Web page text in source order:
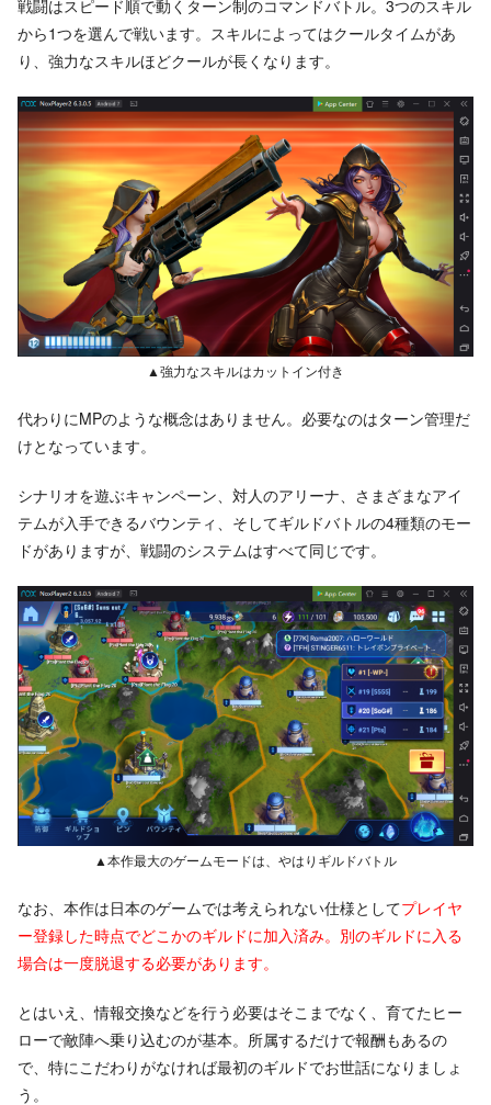
戦闘はスピード順で動くターン制のコマンドバトル。3つのスキル
から1つを選んで戦います。スキルによってはクールタイムがあ
り、強力なスキルほどクールが長くなります。
▲強力なスキルはカットイン付き
代わりにMPのような概念はありません。必要なのはターン管理だ
けとなっています。
シナリオを遊ぶキャンペーン、対人のアリーナ、さまざまなアイ
テムが入手できるバウンティ、そしてギルドバトルの4種類のモー
ドがありますが、戦闘のシステムはすべて同じです。
▲本作最大のゲームモードは、やはりギルドバトル
なお、本作は日本のゲームでは考えられない仕様としてプレイヤ
ー登録した時点でどこかのギルドに加入済み。別のギルドに入る
場合は一度脱退する必要があります。
とはいえ、情報交換などを行う必要はそこまでなく、育てたヒー
ローで敵陣へ乗り込むのが基本。所属するだけで報酬もあるの
で、特にこだわりがなければ最初のギルドでお世話になりましょ
う。